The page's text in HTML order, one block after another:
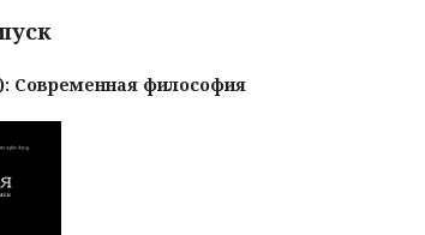
Современная философия